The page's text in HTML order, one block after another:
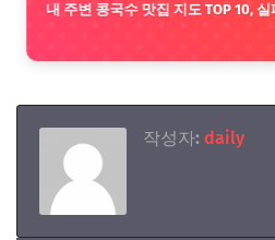
내 주변 콩국수 맛집 지도 TOP 10,
작성자: daily